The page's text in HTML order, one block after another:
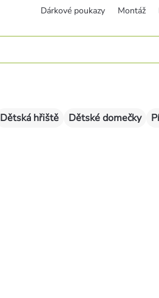
Dárkové poukazy Montáž
Dětská hřiště Dětské domečky